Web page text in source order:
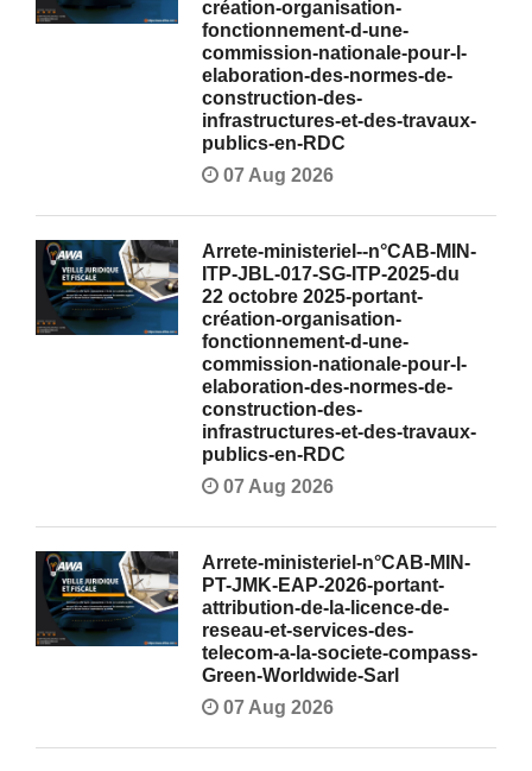
création-organisation-
fonctionnement-d-une-
commission-nationale-pour-l-
elaboration-des-normes-de-
construction-des-
infrastructures-et-des-travaux-
publics-en-RDC
07 Aug 2026
Arrete-ministeriel--n°CAB-MIN-
ITP-JBL-017-SG-ITP-2025-du
22 octobre 2025-portant-
création-organisation-
fonctionnement-d-une-
commission-nationale-pour-l-
elaboration-des-normes-de-
construction-des-
infrastructures-et-des-travaux-
publics-en-RDC
07 Aug 2026
Arrete-ministeriel-n°CAB-MIN-
PT-JMK-EAP-2026-portant-
attribution-de-la-licence-de-
reseau-et-services-des-
telecom-a-la-societe-compass-
Green-Worldwide-Sarl
07 Aug 2026